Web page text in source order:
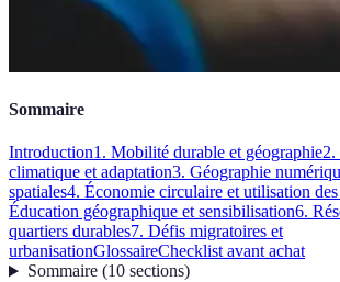
Sommaire
Introduction1. Mobilité durable et géographie2.
climatique et adaptation3. Géographie
spatiales4. Économie circulaire et utilisation des
Éducation géographique et sensibilisation6.
quartiers durables7. Défis migratoires et
urbanisationGlossaireChecklist avant achat
Sommaire(10 sections)